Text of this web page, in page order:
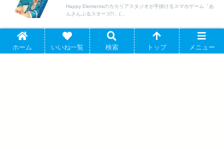
Happy Elementsのカカリアスタジオが手掛けるスマホゲーム「あ
んさんぶるスターズ!!」(...
あんさんぶるスターズ!! (あんスタ) CharmAid vol.2 5枚
入り 2025年08月発売
ホーム いいね一覧 検索 トップ メニュー